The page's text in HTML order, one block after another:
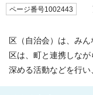
ページ番号1002443
区（自治会）は、みん
区は、町と連携しな
深める活動などを行い